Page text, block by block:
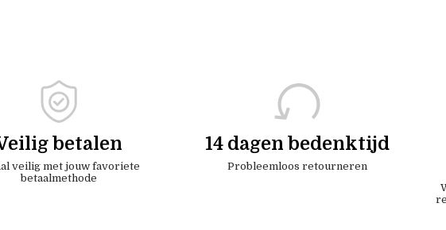
betalen
veilig met jouw favoriete
betaalmethode
14 dagen bedenktijd
Probleemloos retourneren